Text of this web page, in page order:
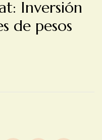
Inversión
de pesos